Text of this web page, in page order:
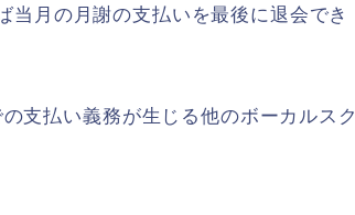
当月の月謝の支払いを最後に退会でき
支払い義務が生じる他のボーカルスク